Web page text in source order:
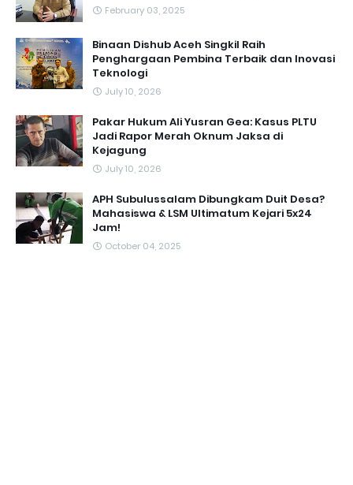
February 03, 2025
Binaan Dishub Aceh Singkil Raih
Penghargaan Pembina Terbaik dan Inovasi
Teknologi
July 10, 2026
Pakar Hukum Ali Yusran Gea: Kasus PLTU
Jadi Rapor Merah Oknum Jaksa di
Kejagung
July 10, 2026
APH Subulussalam Dibungkam Duit Desa?
Mahasiswa & LSM Ultimatum Kejari 5x24
Jam!
October 04, 2025